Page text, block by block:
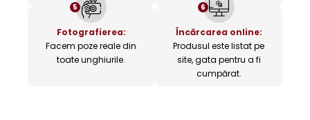
5
Fotografierea:
Facem poze reale din
toate unghiurile.
6
Încărcarea online:
Produsul este listat pe
site, gata pentru a fi
cumpărat.